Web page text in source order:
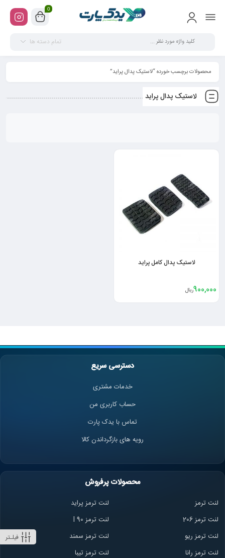
0
تمام دسته ها
محصولات برچسب خورده “لاستیک پدال پراید”
لاستیک پدال پراید
فیلـتر
لاستیک پدال کامل پراید
900,000ریال
دسترسی سریع
خدمات مشتری
حساب کاربری من
تماس با یدک پارت
رویه های بازگرداندن کالا
محصولات پرفروش
لنت ترمز
لنت ترمز پراید
لنت ترمز 206
لنت ترمز l 90
لنت ترمز ریو
لنت ترمز سمند
لنت ترمز رانا
لنت ترمز تیبا